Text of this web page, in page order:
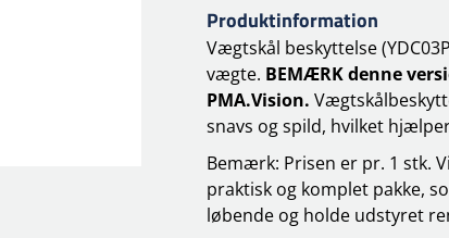
Produktinformation
Vægtskål beskyttelse
vægte. BEMÆRK denne
PMA.Vision.
snavs og spild, hvilket
Bemærk: Prisen er pr. 1 stk.
praktisk og komplet pakke,
løbende og holde udstyret